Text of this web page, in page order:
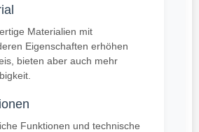
Materialien mit
Eigenschaften erhöhen
bieten aber auch mehr
Funktionen und technische